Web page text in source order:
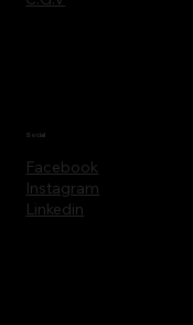
Facebook
Instagram
Linkedin
Social